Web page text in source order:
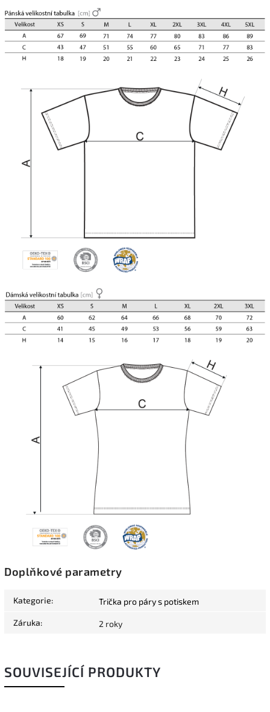
Doplňkové parametry
Kategorie: Trička pro páry s potiskem
Záruka: 2 roky
SOUVISEJÍCÍ PRODUKTY